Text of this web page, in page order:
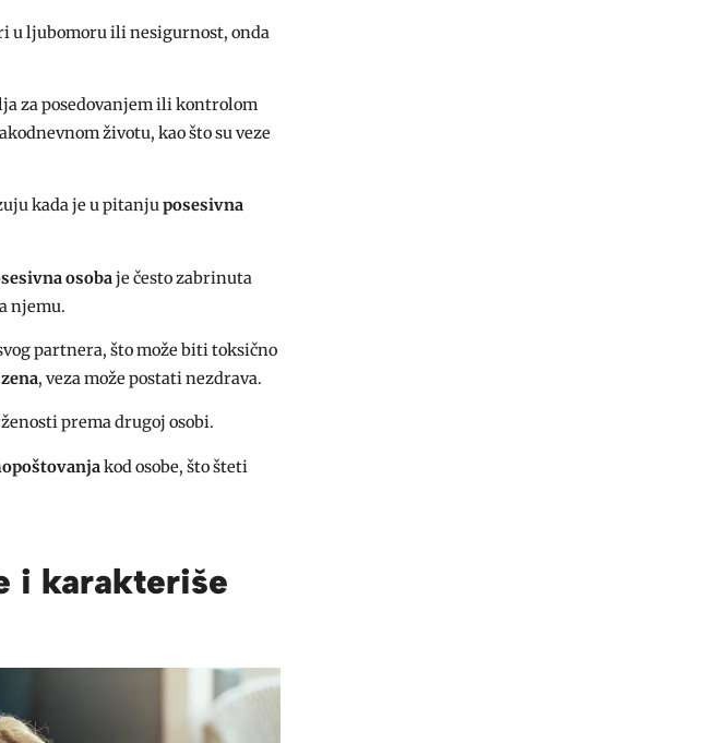
u ljubomoru ili nesigurnost, onda
za posedovanjem ili kontrolom
životu, kao što su veze
kada je u pitanjuposesivna
osobaje često zabrinuta
njemu.
partnera, što može biti toksično
, veza može postati nezdrava.
prema drugoj osobi.
kod osobe, što šteti
i karakteriše